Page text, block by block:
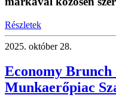
Részletek
2025. október 28.
Economy
Munkaerőpiac